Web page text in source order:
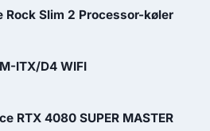
Rock Slim 2 Processor-køler
ITX/D4 WIFI
RTX 4080 SUPER MASTER